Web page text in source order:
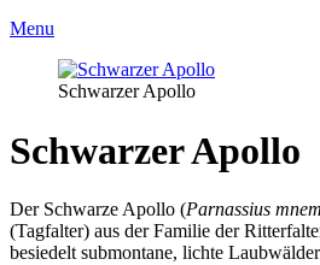
Menu
Schwarzer Apollo
Schwarzer Apollo
Der Schwarze Apollo (Parnassius
(Tagfalter) aus der Familie der
besiedelt submontane, lichte